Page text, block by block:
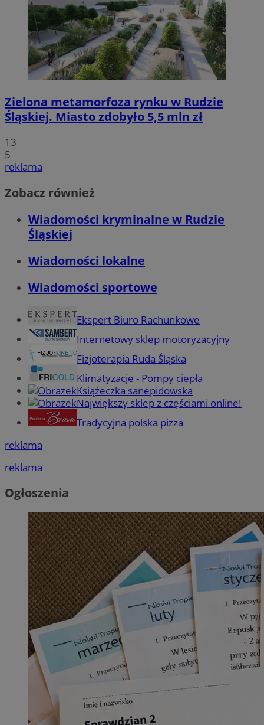
Zielona metamorfoza rynku w Rudzie
Śląskiej. Miasto zdobyło 5,5 mln zł
13
5
reklama
Zobacz również
Wiadomości kryminalne w Rudzie
Śląskiej
Wiadomości lokalne
Wiadomości sportowe
Ekspert Biuro Rachunkowe
Internetowy sklep motoryzacyjny
Fizjoterapia Ruda Śląska
Klimatyzacje - Pompy ciepła
Książeczka sanepidowska
Największy sklep z częściami online!
Tradycyjna polska pizza
reklama
reklama
Ogłoszenia